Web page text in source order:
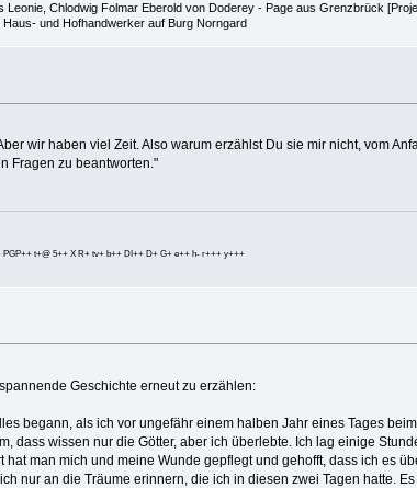
Leonie, Chlodwig Folmar Eberold von Doderey - Page aus Grenzbrück
und Hofhandwerker auf Burg Norngard
wir haben viel Zeit. Also warum erzählst Du sie mir nicht, vom
Fragen zu beantworten."
t+@ 5++ X R+ tv+ b++ DI++ D+ G+ e++ h- r+++ y+++
Geschichte erneut zu erzählen:
begann, als ich vor ungefähr einem halben Jahr eines Tages
dass wissen nur die Götter, aber ich überlebte. Ich lag einige
man mich und meine Wunde gepflegt und gehofft, dass ich es
nur an die Träume erinnern, die ich in diesen zwei Tagen hatte. Es